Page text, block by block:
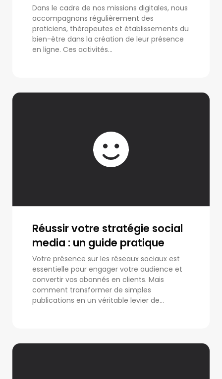
Dans le cadre de nos missions digitales, nous
accompagnons régulièrement des
praticiens, thérapeutes et établissements du
bien-être dans la création de leur présence
en ligne. Ces activités...
Réussir votre stratégie social
media : un guide pratique
Votre présence sur les réseaux sociaux est
essentielle pour engager votre audience et
convertir vos abonnés en clients. Mais
comment transformer de simples
publications en un véritable levier de...